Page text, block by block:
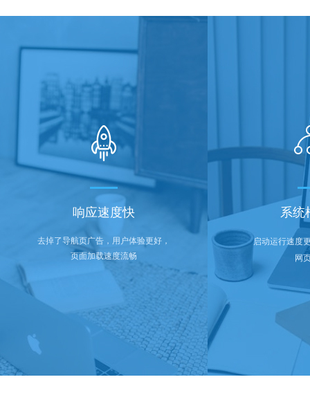
去掉了导航页广告，用户体验更好，
页面加载速度流畅
系统
响应速度快
启动运行速度
网